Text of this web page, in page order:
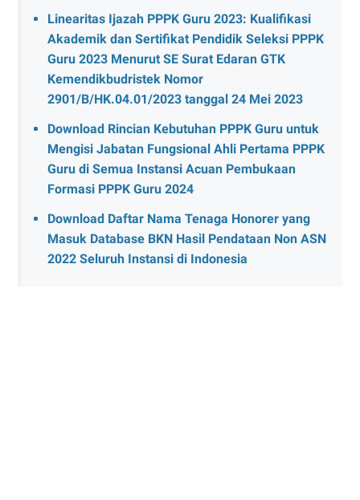
Linearitas Ijazah PPPK Guru 2023: Kualifikasi
Akademik dan Sertifikat Pendidik Seleksi PPPK
Guru 2023 Menurut SE Surat Edaran GTK
Kemendikbudristek Nomor
2901/B/HK.04.01/2023 tanggal 24 Mei 2023
Download Rincian Kebutuhan PPPK Guru untuk
Mengisi Jabatan Fungsional Ahli Pertama PPPK
Guru di Semua Instansi Acuan Pembukaan
Formasi PPPK Guru 2024
Download Daftar Nama Tenaga Honorer yang
Masuk Database BKN Hasil Pendataan Non ASN
2022 Seluruh Instansi di Indonesia